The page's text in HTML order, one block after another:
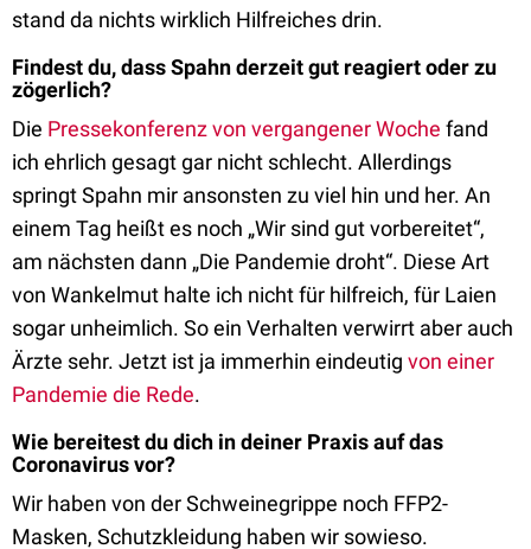
stand da nichts wirklich Hilfreiches drin.
Findest du, dass Spahn derzeit gut reagiert oder zu
zögerlich?
Die Pressekonferenz von vergangener Woche fand
ich ehrlich gesagt gar nicht schlecht. Allerdings
springt Spahn mir ansonsten zu viel hin und her. An
einem Tag heißt es noch „Wir sind gut vorbereitet“,
am nächsten dann „Die Pandemie droht“. Diese Art
von Wankelmut halte ich nicht für hilfreich, für Laien
sogar unheimlich. So ein Verhalten verwirrt aber auch
Ärzte sehr. Jetzt ist ja immerhin eindeutig von einer
Pandemie die Rede.
Wie bereitest du dich in deiner Praxis auf das
Coronavirus vor?
Wir haben von der Schweinegrippe noch FFP2-
Masken, Schutzkleidung haben wir sowieso.